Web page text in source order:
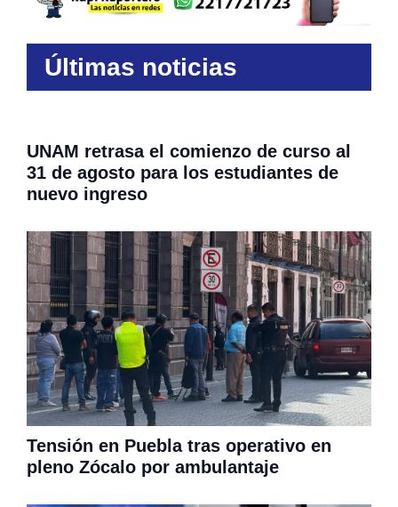
Últimas noticias
UNAM retrasa el comienzo de curso al
31 de agosto para los estudiantes de
nuevo ingreso
Tensión en Puebla tras operativo en
pleno Zócalo por ambulantaje